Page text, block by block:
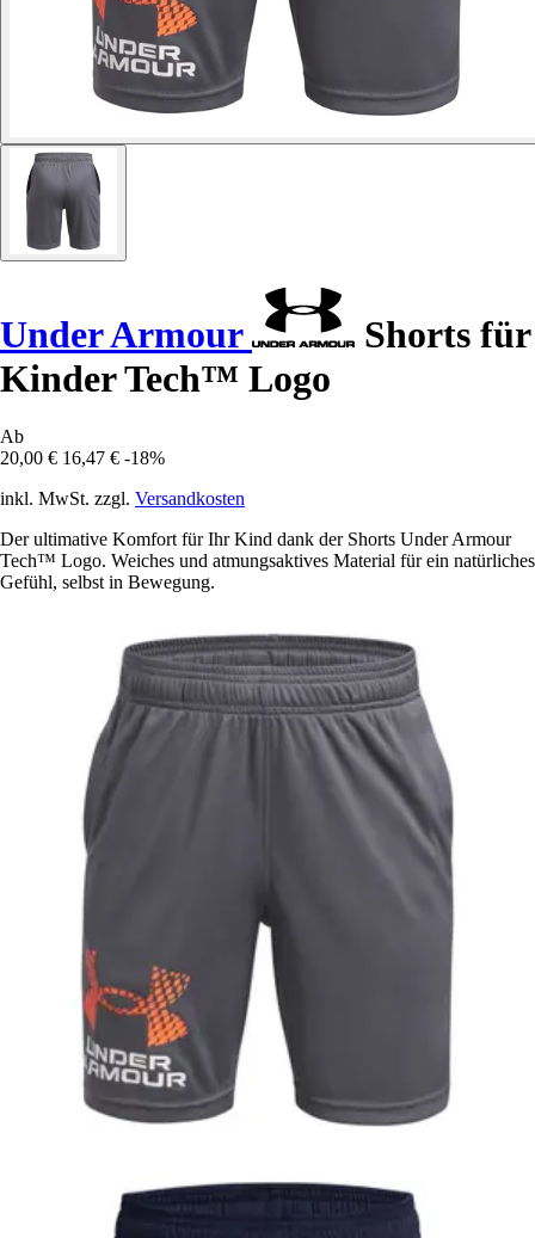
Under Armour
Shorts für
Kinder Tech™ Logo
Ab
20,00 € 16,47 € -18%
inkl. MwSt. zzgl. Versandkosten
Der ultimative Komfort für Ihr Kind dank der Shorts Under Armour
Tech™ Logo. Weiches und atmungsaktives Material für ein natürliches
Gefühl, selbst in Bewegung.